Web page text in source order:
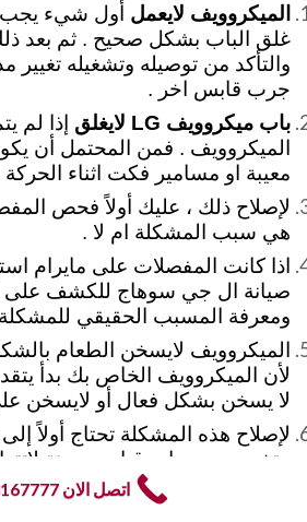
الميكروويف لايعمل أول شيء يجب
غلق الباب بشكل صحيح . ثم بعد
والتأكد من توصيله وتشغيله تغيير
جرب قابس اخر .
باب ميكروويف LG لايغلق
إذا لم
الميكروويف . فمن المحتمل أن
معيبة او مسامير فكت اثناء الحركة
لإصلاح ذلك ، عليك أولاً فحص
هي سبب المشكلة ام لا .
اذا كانت المفصلات على مايرام
صيانة ال جي سوهاج للكشف على
ومعرفة المسبب الحقيقي
الميكروويف لايسخن الطعام
لأن الميكروويف الخاص بك بدأ
لا يسخن بشكل فعال أو لايسخن
لإصلاح هذه المشكلة تحتاج أولاً
متخصص بمعدات قياس معينة
اتصل الان 01208167777